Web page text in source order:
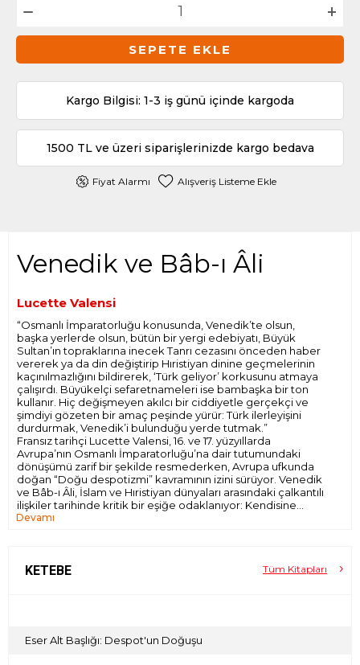
SEPETE EKLE
Kargo Bilgisi: 1-3 iş günü içinde kargoda
1500 TL ve üzeri siparişlerinizde kargo bedava
Fiyat Alarmı Alışveriş Listeme Ekle
Venedik ve Bâb-ı Âli
Lucette Valensi
“Osmanlı İmparatorluğu konusunda, Venedik’te olsun,
başka yerlerde olsun, bütün bir yergi edebiyatı, Büyük
Sultan’ın topraklarına inecek Tanrı cezasını önceden haber
vererek ya da din değiştirip Hıristiyan dinine geçmelerinin
kaçınılmazlığını bildirerek, ‘Türk geliyor’ korkusunu atmaya
çalışırdı. Büyükelçi sefaretnameleri ise bambaşka bir ton
kullanır. Hiç değişmeyen akılcı bir ciddiyetle gerçekçi ve
şimdiyi gözeten bir amaç peşinde yürür: Türk ilerleyişini
durdurmak, Venedik’i bulunduğu yerde tutmak.”
Fransız tarihçi Lucette Valensi, 16. ve 17. yüzyıllarda
Avrupa’nın Osmanlı İmparatorluğu’na dair tutumundaki
dönüşümü zarif bir şekilde resmederken, Avrupa ufkunda
doğan “Doğu despotizmi” kavramının izini sürüyor. Venedik
ve Bâb-ı Âli, İslam ve Hıristiyan dünyaları arasındaki çalkantılı
ilişkiler tarihinde kritik bir eşiğe odaklanıyor: Kendisine
koşulsuz bağlı tebaası ve mükemmel işleyen kurumlarıyla
evrildiğini, Venedik büyükelçilerinin Senato önünde
ile ritimlenen kitabında Valensi, okuru, Venedik
Meclisi’ndeki bu gösteriye davet ediyor.
Devamı
KETEBE Tüm Kitapları
Eser Alt Başlığı: Despot'un Doğuşu